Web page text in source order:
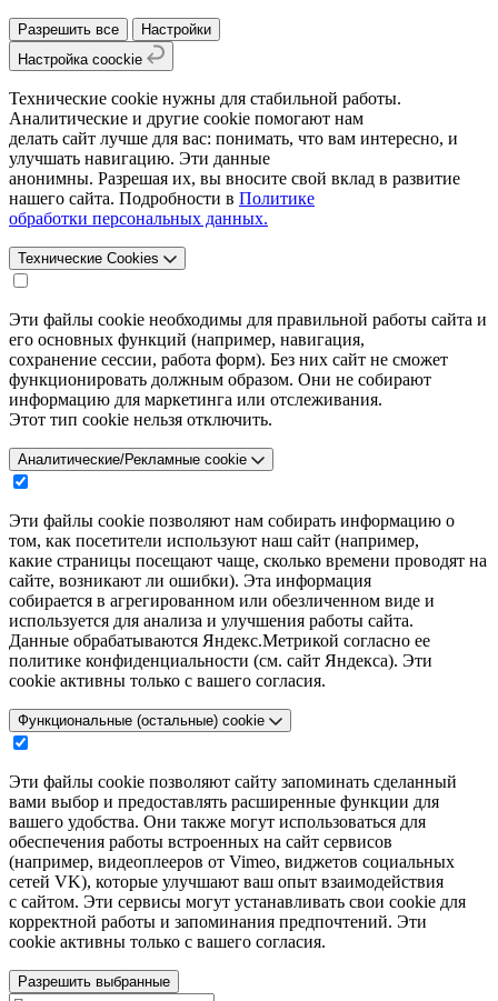
Разрешить все
Настройки
Настройка coockie
Технические cookie нужны для стабильной работы.
Аналитические и другие cookie помогают нам
делать сайт лучше для вас: понимать, что вам интересно, и
улучшать навигацию. Эти данные
анонимны. Разрешая их, вы вносите свой вклад в развитие
нашего сайта. Подробности в Политике
обработки персональных данных.
Технические Cookies
Эти файлы cookie необходимы для правильной работы сайта и
его основных функций (например, навигация,
сохранение сессии, работа форм). Без них сайт не сможет
функционировать должным образом. Они не собирают
информацию для маркетинга или отслеживания.
Этот тип cookie нельзя отключить.
Аналитические/Рекламные cookie
Эти файлы cookie позволяют нам собирать информацию о
том, как посетители используют наш сайт (например,
какие страницы посещают чаще, сколько времени проводят на
сайте, возникают ли ошибки). Эта информация
собирается в агрегированном или обезличенном виде и
используется для анализа и улучшения работы сайта.
Данные обрабатываются Яндекс.Метрикой согласно ее
политике конфиденциальности (см. сайт Яндекса). Эти
cookie активны только с вашего согласия.
Функциональные (остальные) cookie
Эти файлы cookie позволяют сайту запоминать сделанный
вами выбор и предоставлять расширенные функции для
вашего удобства. Они также могут использоваться для
обеспечения работы встроенных на сайт сервисов
(например, видеоплееров от Vimeo, виджетов социальных
сетей VK), которые улучшают ваш опыт взаимодействия
с сайтом. Эти сервисы могут устанавливать свои cookie для
корректной работы и запоминания предпочтений. Эти
cookie активны только с вашего согласия.
Разрешить выбранные